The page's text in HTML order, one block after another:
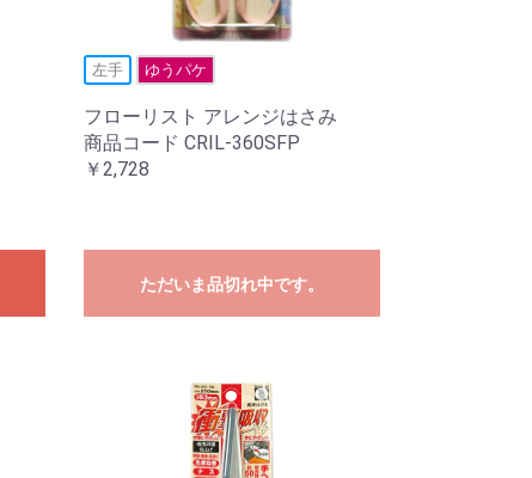
左手 ゆうパケ
フローリスト アレンジはさみ
商品コード CRIL-360SFP
￥2,728
ただいま品切れ中です。